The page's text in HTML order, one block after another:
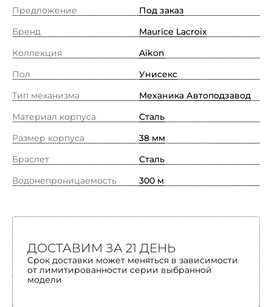
Предложение
Под заказ
Бренд
Maurice Lacroix
Коллекция
Aikon
Пол
Унисекс
Тип механизма
Механика Автоподзавод
Материал корпуса
Сталь
Размер корпуса
38 мм
Браслет
Сталь
Водонепроницаемость
300 м
ДОСТАВИМ ЗА 21 ДЕНЬ
Срок доставки может меняться в зависимости
от лимитированности серии выбранной
модели